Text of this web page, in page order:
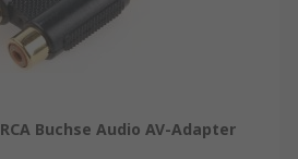
RCA Buchse Audio AV-Adapter